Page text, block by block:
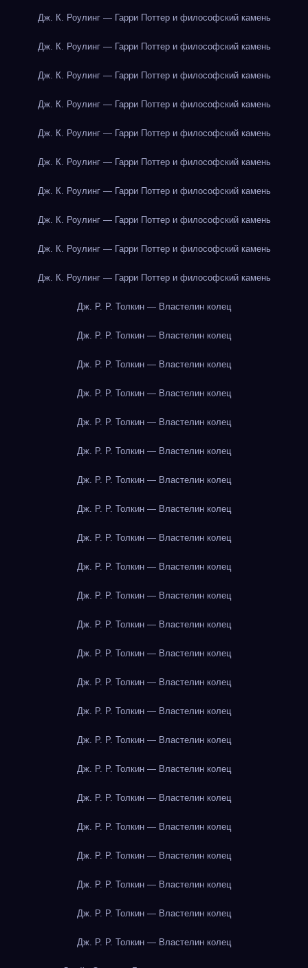
Дж. К. Роулинг — Гарри Поттер и философский камень
Дж. К. Роулинг — Гарри Поттер и философский камень
Дж. К. Роулинг — Гарри Поттер и философский камень
Дж. К. Роулинг — Гарри Поттер и философский камень
Дж. К. Роулинг — Гарри Поттер и философский камень
Дж. К. Роулинг — Гарри Поттер и философский камень
Дж. К. Роулинг — Гарри Поттер и философский камень
Дж. К. Роулинг — Гарри Поттер и философский камень
Дж. К. Роулинг — Гарри Поттер и философский камень
Дж. К. Роулинг — Гарри Поттер и философский камень
Дж. Р. Р. Толкин — Властелин колец
Дж. Р. Р. Толкин — Властелин колец
Дж. Р. Р. Толкин — Властелин колец
Дж. Р. Р. Толкин — Властелин колец
Дж. Р. Р. Толкин — Властелин колец
Дж. Р. Р. Толкин — Властелин колец
Дж. Р. Р. Толкин — Властелин колец
Дж. Р. Р. Толкин — Властелин колец
Дж. Р. Р. Толкин — Властелин колец
Дж. Р. Р. Толкин — Властелин колец
Дж. Р. Р. Толкин — Властелин колец
Дж. Р. Р. Толкин — Властелин колец
Дж. Р. Р. Толкин — Властелин колец
Дж. Р. Р. Толкин — Властелин колец
Дж. Р. Р. Толкин — Властелин колец
Дж. Р. Р. Толкин — Властелин колец
Дж. Р. Р. Толкин — Властелин колец
Дж. Р. Р. Толкин — Властелин колец
Дж. Р. Р. Толкин — Властелин колец
Дж. Р. Р. Толкин — Властелин колец
Дж. Р. Р. Толкин — Властелин колец
Дж. Р. Р. Толкин — Властелин колец
Дж. Р. Р. Толкин — Властелин колец